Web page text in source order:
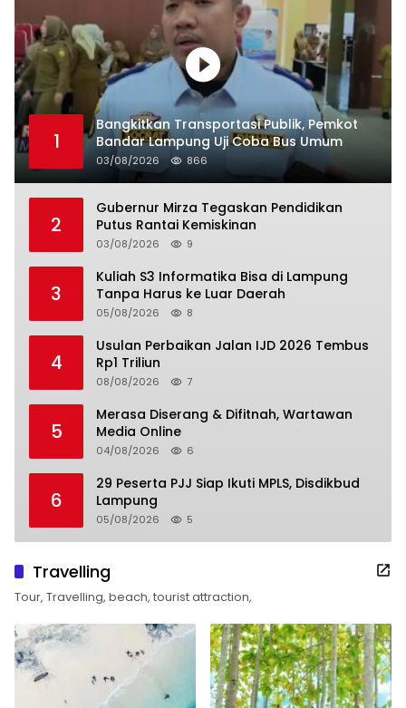
1
Bangkitkan Transportasi Publik, Pemkot
Bandar Lampung Uji Coba Bus Umum
03/08/2026 866
2
Gubernur Mirza Tegaskan Pendidikan
Putus Rantai Kemiskinan
03/08/2026 9
3
Kuliah S3 Informatika Bisa di Lampung
Tanpa Harus ke Luar Daerah
05/08/2026 8
4
Usulan Perbaikan Jalan IJD 2026 Tembus
Rp1 Triliun
08/08/2026 7
5
Merasa Diserang & Difitnah, Wartawan
Media Online
04/08/2026 6
6
29 Peserta PJJ Siap Ikuti MPLS, Disdikbud
Lampung
05/08/2026 5
Travelling
Tour, Travelling, beach, tourist attraction,